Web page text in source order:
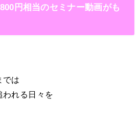
円相当のセミナー動画がも
では
われる日々を